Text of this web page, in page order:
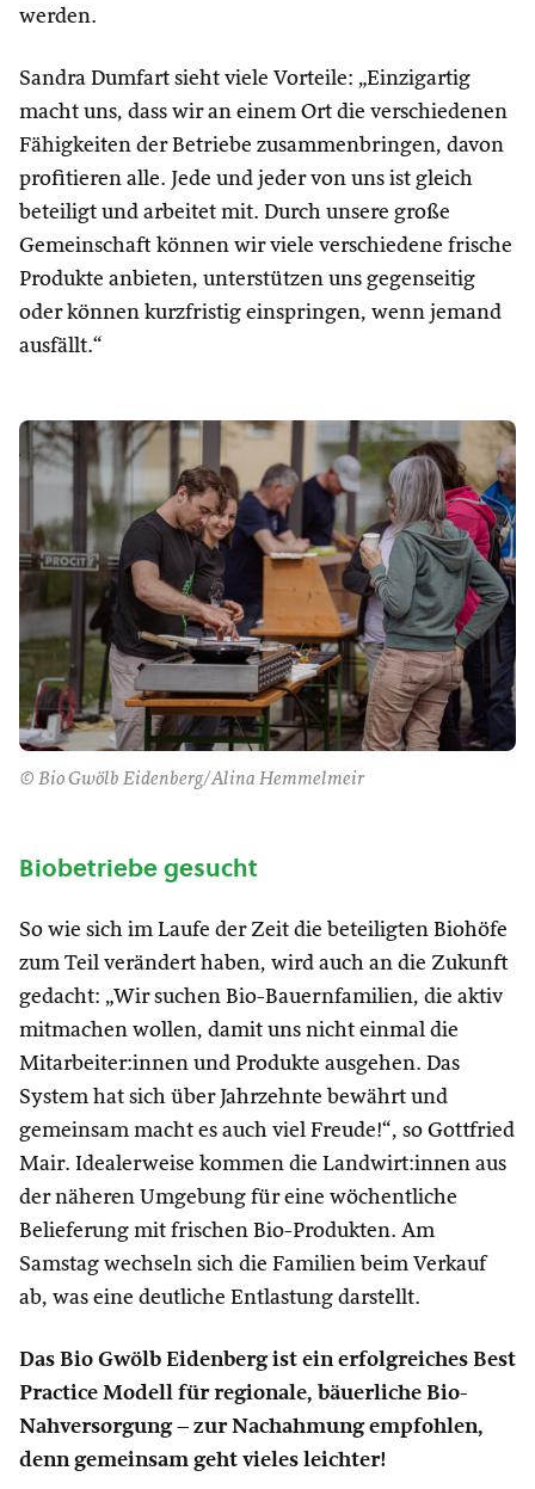
werden.
Sandra Dumfart sieht viele Vorteile: „Einzigartig
macht uns, dass wir an einem Ort die verschiedenen
Fähigkeiten der Betriebe zusammenbringen, davon
profitieren alle. Jede und jeder von uns ist gleich
beteiligt und arbeitet mit. Durch unsere große
Gemeinschaft können wir viele verschiedene frische
Produkte anbieten, unterstützen uns gegenseitig
oder können kurzfristig einspringen, wenn jemand
ausfällt.“
© Bio Gwölb Eidenberg/Alina Hemmelmeir
Biobetriebe gesucht
So wie sich im Laufe der Zeit die beteiligten Biohöfe
zum Teil verändert haben, wird auch an die Zukunft
gedacht: „Wir suchen Bio-Bauernfamilien, die aktiv
mitmachen wollen, damit uns nicht einmal die
Mitarbeiter:innen und Produkte ausgehen. Das
System hat sich über Jahrzehnte bewährt und
gemeinsam macht es auch viel Freude!“, so Gottfried
Mair. Idealerweise kommen die Landwirt:innen aus
der näheren Umgebung für eine wöchentliche
Belieferung mit frischen Bio-Produkten. Am
Samstag wechseln sich die Familien beim Verkauf
ab, was eine deutliche Entlastung darstellt.
Das Bio Gwölb Eidenberg ist ein erfolgreiches Best
Practice Modell für regionale, bäuerliche Bio-
Nahversorgung – zur Nachahmung empfohlen,
denn gemeinsam geht vieles leichter!